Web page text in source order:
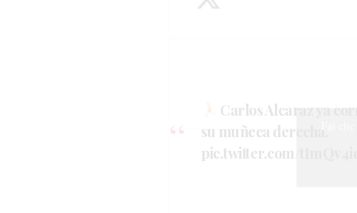
Carlos Alcaraz ya
su muñeca derecha.
pic.twitter.com/